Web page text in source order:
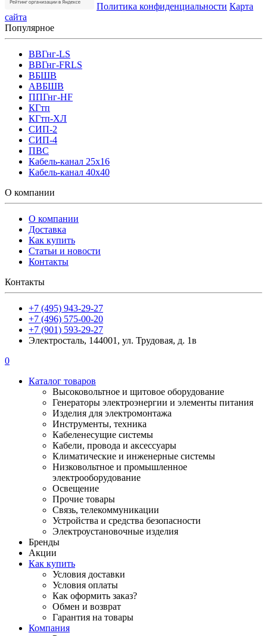
Политика конфиденциальности Карта
сайта
Популярное
ВВГнг-LS
ВВГнг-FRLS
ВБШВ
АВБШВ
ППГнг-HF
КГтп
КГтп-ХЛ
СИП-2
СИП-4
ПВС
Кабель-канал 25х16
Кабель-канал 40х40
О компании
О компании
Доставка
Как купить
Статьи и новости
Контакты
Контакты
+7 (495) 943-29-27
+7 (496) 575-00-20
+7 (901) 593-29-27
Электросталь, 144001, ул. Трудовая, д. 1в
0
Каталог товаров
Высоковольтное и щитовое оборудование
Генераторы электроэнергии и элементы питания
Изделия для электромонтажа
Инструменты, техника
Кабеленесущие системы
Кабели, провода и аксессуары
Климатические и инженерные системы
Низковольтное и промышленное
электрооборудование
Освещение
Прочие товары
Связь, телекоммуникации
Устройства и средства безопасности
Электроустановочные изделия
Бренды
Акции
Как купить
Условия доставки
Условия оплаты
Как оформить заказ?
Обмен и возврат
Гарантия на товары
Компания